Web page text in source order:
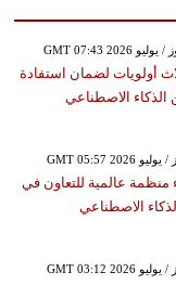
أولويات لضمان استفادة
الذكاء الاصطناعي
منظمة عالمية للتعاون في
الاصطناعي